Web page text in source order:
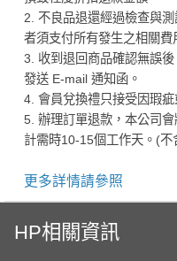
2. 不良品退還經過檢查與
者須支付所有發生之相關費
3. 收到退回商品確認無誤
發送 E-mail 通知函。
4. 會員兌換禮只接受因瑕
5. 辦理訂單退款，本公司
計需時10-15個工作天。(不
更多詳情請參照
HP相關資訊